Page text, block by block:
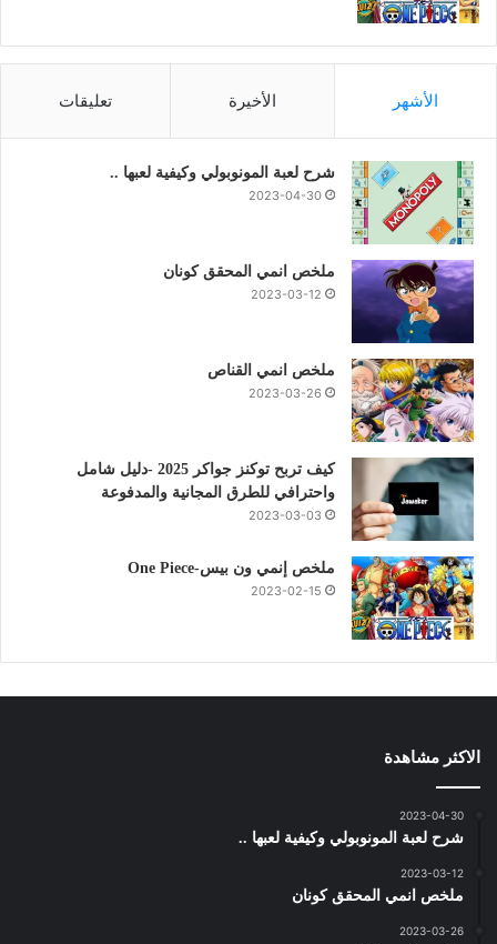
الأشهر الأخيرة تعليقات
شرح لعبة المونوبولي وكيفية لعبها ..
2023-04-30
ملخص انمي المحقق كونان
2023-03-12
ملخص انمي القناص
2023-03-26
كيف تربح توكنز جواكر 2025 -دليل شامل
واحترافي للطرق المجانية والمدفوعة
2023-03-03
ملخص إنمي ون بيس-One Piece
2023-02-15
الاكثر مشاهدة
2023-04-30
شرح لعبة المونوبولي وكيفية لعبها ..
2023-03-12
ملخص انمي المحقق كونان
2023-03-26